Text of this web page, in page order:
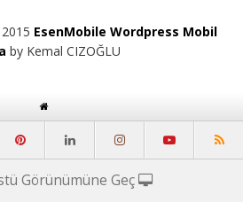
EsenMobile Wordpress Mobil
by Kemal CIZOĞLU
Görünümüne Geç